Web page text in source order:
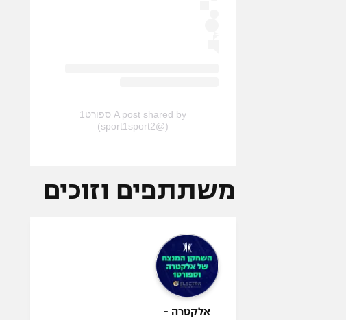
A post shared by ספורט1
(@sport1sport2)
משתתפים וזוכים
אלקטרה -